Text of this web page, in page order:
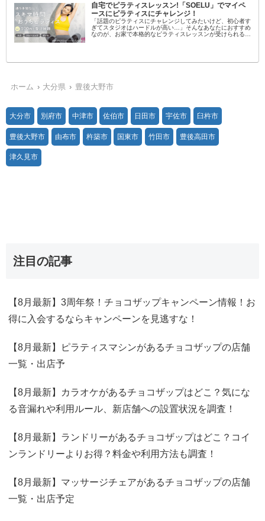
自宅でピラティスレッスン!「SOELU」でマイペ
ースにピラティスにチャレンジ！
「話題のピラティスにチャレンジしてみたいけど、初心者す
ぎてスタジオはハードルが高い…」そんなあなたにおすすめ
なのが、お家で本格的なピラティスレッスンが受けられるオ
ホーム 大分県 豊後大野市
大分市 別府市 中津市 佐伯市 日田市 宇佐市 臼杵市
豊後大野市 由布市 杵築市 国東市 竹田市 豊後高田市
津久見市
注目の記事
【8月最新】3周年祭！チョコザップキャンペーン情報！お
得に入会するならキャンペーンを見逃すな！
【8月最新】ピラティスマシンがあるチョコザップの店舗
一覧・出店予
【8月最新】カラオケがあるチョコザップはどこ？気にな
る音漏れや利用ルール、新店舗への設置状況を調査！
【8月最新】ランドリーがあるチョコザップはどこ？コイ
ンランドリーよりお得？料金や利用方法も調査！
【8月最新】マッサージチェアがあるチョコザップの店舗
一覧・出店予定